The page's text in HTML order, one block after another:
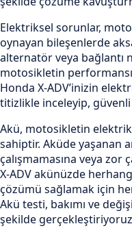
Elektriksel sorunlar,
oynayan bileşenlerde
alternatör veya bağlantı
motosikletin
Honda X-ADV’inizin
titizlikle inceleyip,
Akü, motosikletin
sahiptir. Aküde yaşanan
çalışmamasına veya zor
X-ADV akünüzde
çözümü sağlamak için
Akü testi, bakımı ve
şekilde